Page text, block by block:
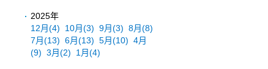
2025年
12月(4) 10月(3) 9月(3) 8月(8)
7月(13) 6月(13) 5月(10) 4月
(9) 3月(2) 1月(4)